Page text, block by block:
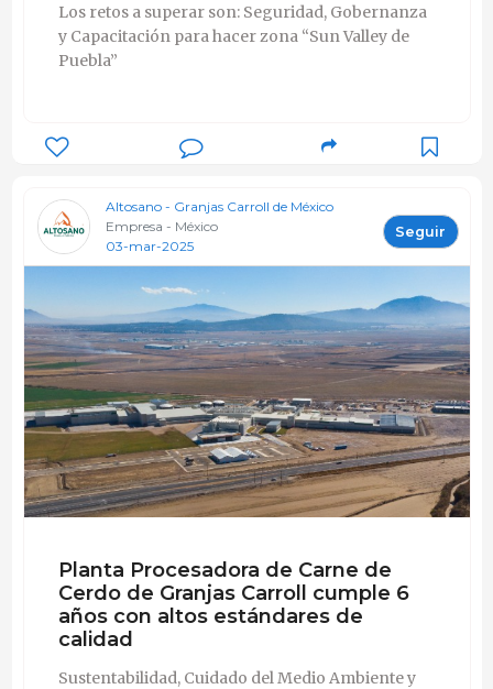
Los retos a superar son: Seguridad, Gobernanza
y Capacitación para hacer zona “Sun Valley de
Puebla”
Altosano - Granjas Carroll de México
Empresa - México
03-mar-2025
Seguir
Planta Procesadora de Carne de
Cerdo de Granjas Carroll cumple 6
años con altos estándares de
calidad
Sustentabilidad, Cuidado del Medio Ambiente y